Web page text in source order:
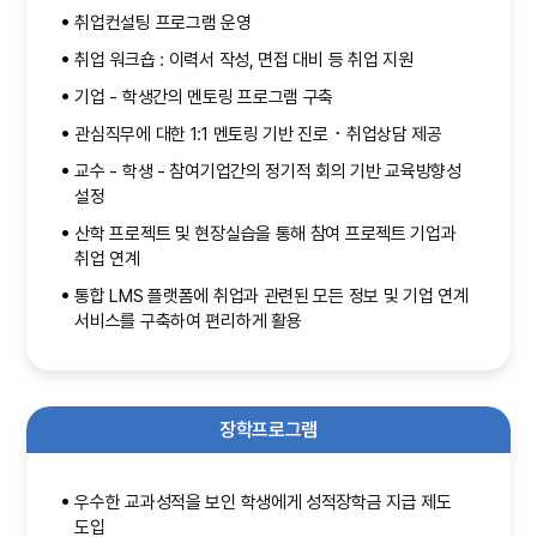
취업컨설팅 프로그램 운영
취업 워크숍 : 이력서 작성, 면접 대비 등 취업 지원
기업 - 학생간의 멘토링 프로그램 구축
관심직무에 대한 1:1 멘토링 기반 진로 ･ 취업상담 제공
교수 - 학생 - 참여기업간의 정기적 회의 기반 교육방향성
설정
산학 프로젝트 및 현장실습을 통해 참여 프로젝트 기업과
취업 연계
통합 LMS 플랫폼에 취업과 관련된 모든 정보 및 기업 연계
서비스를 구축하여 편리하게 활용
장학프로그램
우수한 교과성적을 보인 학생에게 성적장학금 지급 제도
도입